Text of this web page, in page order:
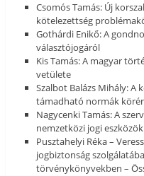
Csomós Tamás: Új
kötelezettség
Gothárdi Enikő: A
választójogáról
Kis Tamás: A magyar
vetülete
Szalbot Balázs Mihály: A
támadható normák
Nagycenki Tamás: A
nemzetközi jogi eszközök
Pusztahelyi Réka –
jogbiztonság
törvénykönyvekben –